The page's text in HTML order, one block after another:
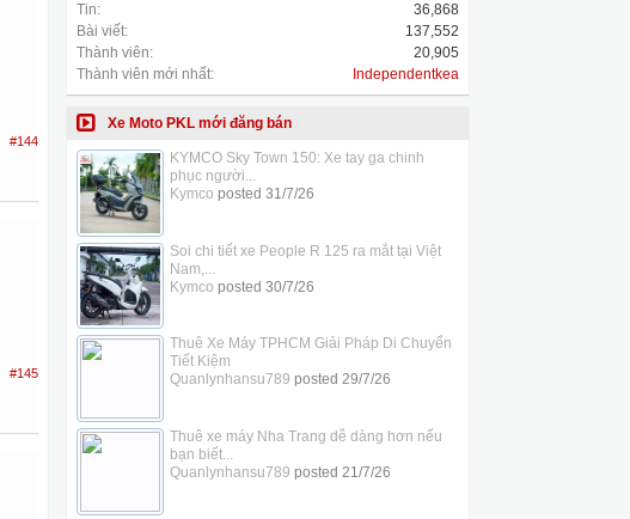
#144
#145
Tin:
36,868
Bài viết:
137,552
Thành viên:
20,905
Thành viên mới nhất:
Independentkea
Xe Moto PKL mới đăng bán
KYMCO Sky Town 150: Xe tay ga chinh
phục người...
Kymco posted 31/7/26
Soi chi tiết xe People R 125 ra mắt tại Việt
Nam,...
Kymco posted 30/7/26
Thuê Xe Máy TPHCM Giải Pháp Di Chuyển
Tiết Kiệm
Quanlynhansu789 posted 29/7/26
Thuê xe máy Nha Trang dễ dàng hơn nếu
bạn biết...
Quanlynhansu789 posted 21/7/26